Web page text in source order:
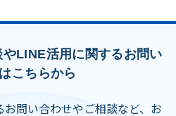
LINE活用に関するお問い
こちらから
お問い合わせやご相談など、お